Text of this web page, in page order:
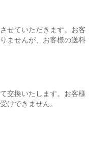
せていただきます。お客
ませんが、お客様の送料
交換いたします。お客様
けできません。